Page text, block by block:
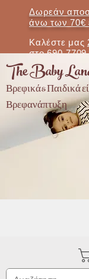
Δωρεάν
άνω των 70€
Καλέστε μας
στο690-
The Baby
Βρεφικά & Παιδικά
Βρεφανάπτυξη